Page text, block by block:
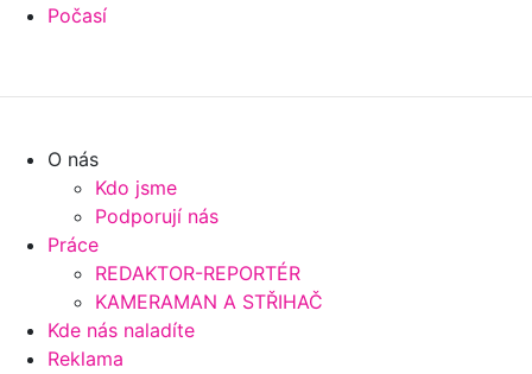
Počasí
O nás
Kdo jsme
Podporují nás
Práce
REDAKTOR-REPORTÉR
KAMERAMAN A STŘIHAČ
Kde nás naladíte
Reklama